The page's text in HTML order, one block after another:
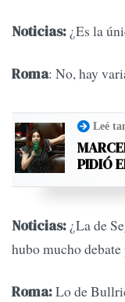
Noticias: ¿Es la
Roma: No, hay
Leé
PIDIÓ
Noticias: ¿La de
hubo mucho
Roma:Lo de